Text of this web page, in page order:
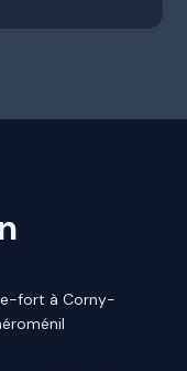
fort à Corny-